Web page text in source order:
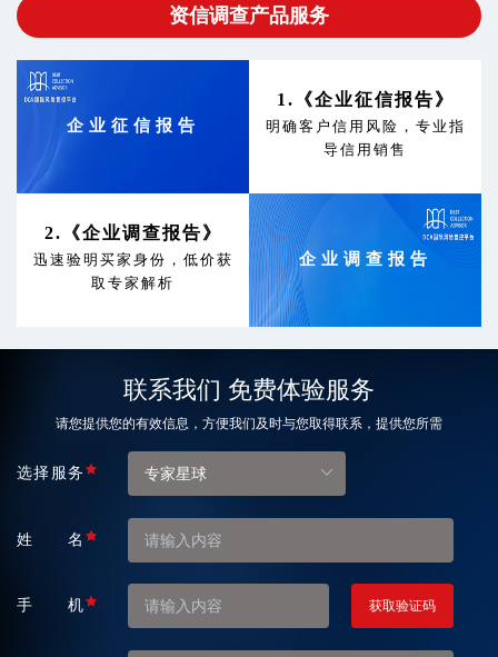
资信调查产品服务
企业征信报告
1.《企业征信报告》
明确客户信用风险，专业指
导信用销售
2.《企业调查报告》
迅速验明买家身份，低价获
取专家解析
企业调查报告
联系我们 免费体验服务
请您提供您的有效信息，方便我们及时与您取得联系，提供您所需
选择服务
姓名
手机 获取验证码